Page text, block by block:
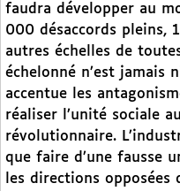
faudra développer au
000 désaccords pleins,
autres échelles de
échelonné n’est jamais
accentue les
réaliser l’unité sociale
révolutionnaire.
que faire d’une fausse
les directions opposées